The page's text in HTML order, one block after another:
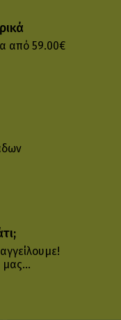
από 59.00€
μας...